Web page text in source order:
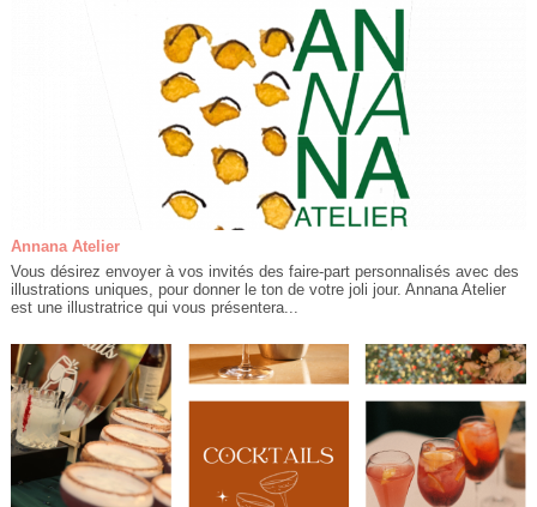
Annana Atelier
Vous désirez envoyer à vos invités des faire-part personnalisés avec des
illustrations uniques, pour donner le ton de votre joli jour. Annana Atelier
est une illustratrice qui vous présentera...